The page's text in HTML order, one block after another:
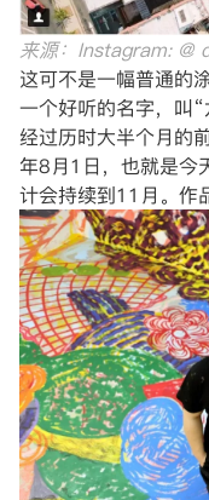
来源：Instagram: @
这可不是一幅普通的
一个好听的名字，叫“
经过历时大半个月的
年8月1日，也就是今
计会持续到11月。作